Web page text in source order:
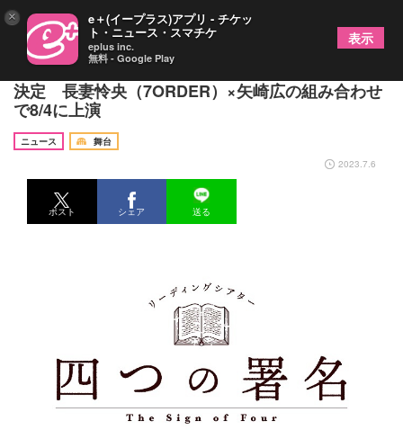
リーディングシアター『四つの署名』の追加公演が
決定 長妻怜央（7ORDER）×矢崎広の組み合わせ
で8/4に上演
ニュース
舞台
2023.7.6
ポスト シェア 送る
× e＋(イープラス)アプリ - チケッ
ト・ニュース・スマチケ
eplus inc.
無料 - Google Play
表示